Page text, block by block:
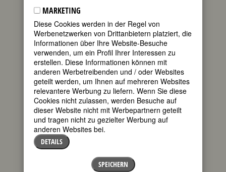
* 05. Oktober 1877 in Prag
† 31. Oktober 1946 in Washington DC
Details
115. Geburtstag:Rose Schlösinger,
geb. Ennenbach
deutsche Sozialistin, Marxistin;
Widerstandskämpferin;
Wohlfahrtspflegerin
* 05. Oktober 1907
† 05. August 1943 in BerlinPlötzensee
105. Geburtstag:
ungarische Schriftstellerin
* 05. Oktober 1917 in Debrecen
† 19. November 2007 in Kerepes bei
MARKETING
Diese Cookies werden in der Regel von
Werbenetzwerken von Drittanbietern platziert, die
Informationen über Ihre Website-Besuche
verwenden, um ein Profil Ihrer Interessen zu
erstellen. Diese Informationen können mit
anderen Werbetreibenden und / oder Websites
geteilt werden, um Ihnen auf mehreren Websites
relevantere Werbung zu liefern. Wenn Sie diese
Cookies nicht zulassen, werden Besuche auf
dieser Website nicht mit Werbepartnern geteilt
und tragen nicht zu gezielter Werbung auf
anderen Websites bei.
DETAILS
SPEICHERN